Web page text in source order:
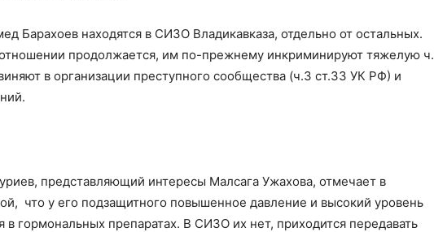
Барахоев находятся в СИЗО Владикавказа, отдельно от остальных.
продолжается, им по-прежнему инкриминируют тяжелую ч.
в организации преступного сообщества (ч.3 ст.33 УК РФ) и
представляющий интересы Малсага Ужахова, отмечает в
что у его подзащитного повышенное давление и высокий уровень
в гормональных препаратах. В СИЗО их нет, приходится передавать